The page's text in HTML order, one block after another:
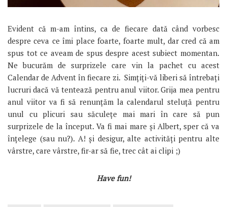
Evident că m-am întins, ca de fiecare dată când vorbesc
despre ceva ce îmi place foarte, foarte mult, dar cred că am
spus tot ce aveam de spus despre acest subiect momentan.
Ne bucurăm de surprizele care vin la pachet cu acest
Calendar de Advent în fiecare zi. Simțiți-vă liberi să întrebați
lucruri dacă vă tentează pentru anul viitor. Grija mea pentru
anul viitor va fi să renunțăm la calendarul steluță pentru
unul cu plicuri sau săculețe mai mari în care să pun
surprizele de la început. Va fi mai mare și Albert, sper că va
înțelege (sau nu?). A! și desigur, alte activități pentru alte
vârstre, care vârstre, fir-ar să fie, trec cât ai clipi ;)
Have fun!